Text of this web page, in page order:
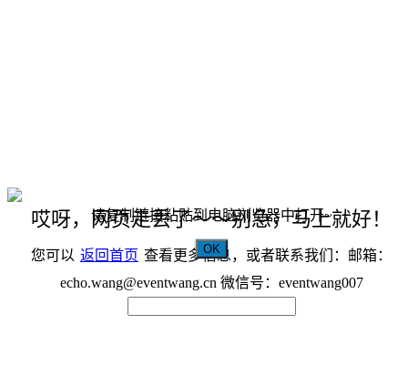
哎呀，网页走丢了～～别急，马上就好！
您可以 返回首页 查看更多信息，或者联系我们：邮箱：
echo.wang@eventwang.cn 微信号：eventwang007
请复制链接粘贴到电脑浏览器中打开~
OK